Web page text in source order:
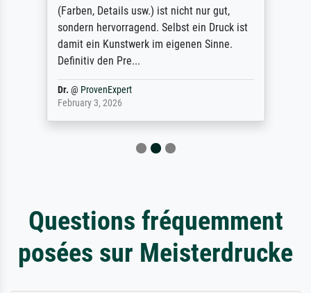
(Farben, Details usw.) ist nicht nur gut,
sondern hervorragend. Selbst ein Druck ist
damit ein Kunstwerk im eigenen Sinne.
Definitiv den Pre...
Dr. @ ProvenExpert
February 3, 2026
Questions fréquemment
posées sur Meisterdrucke